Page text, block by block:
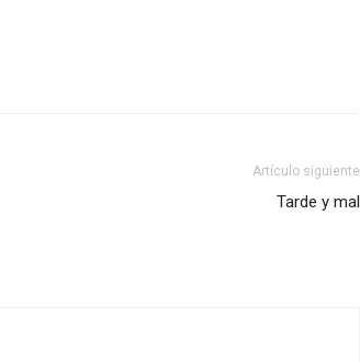
Artículo siguiente
Tarde y mal